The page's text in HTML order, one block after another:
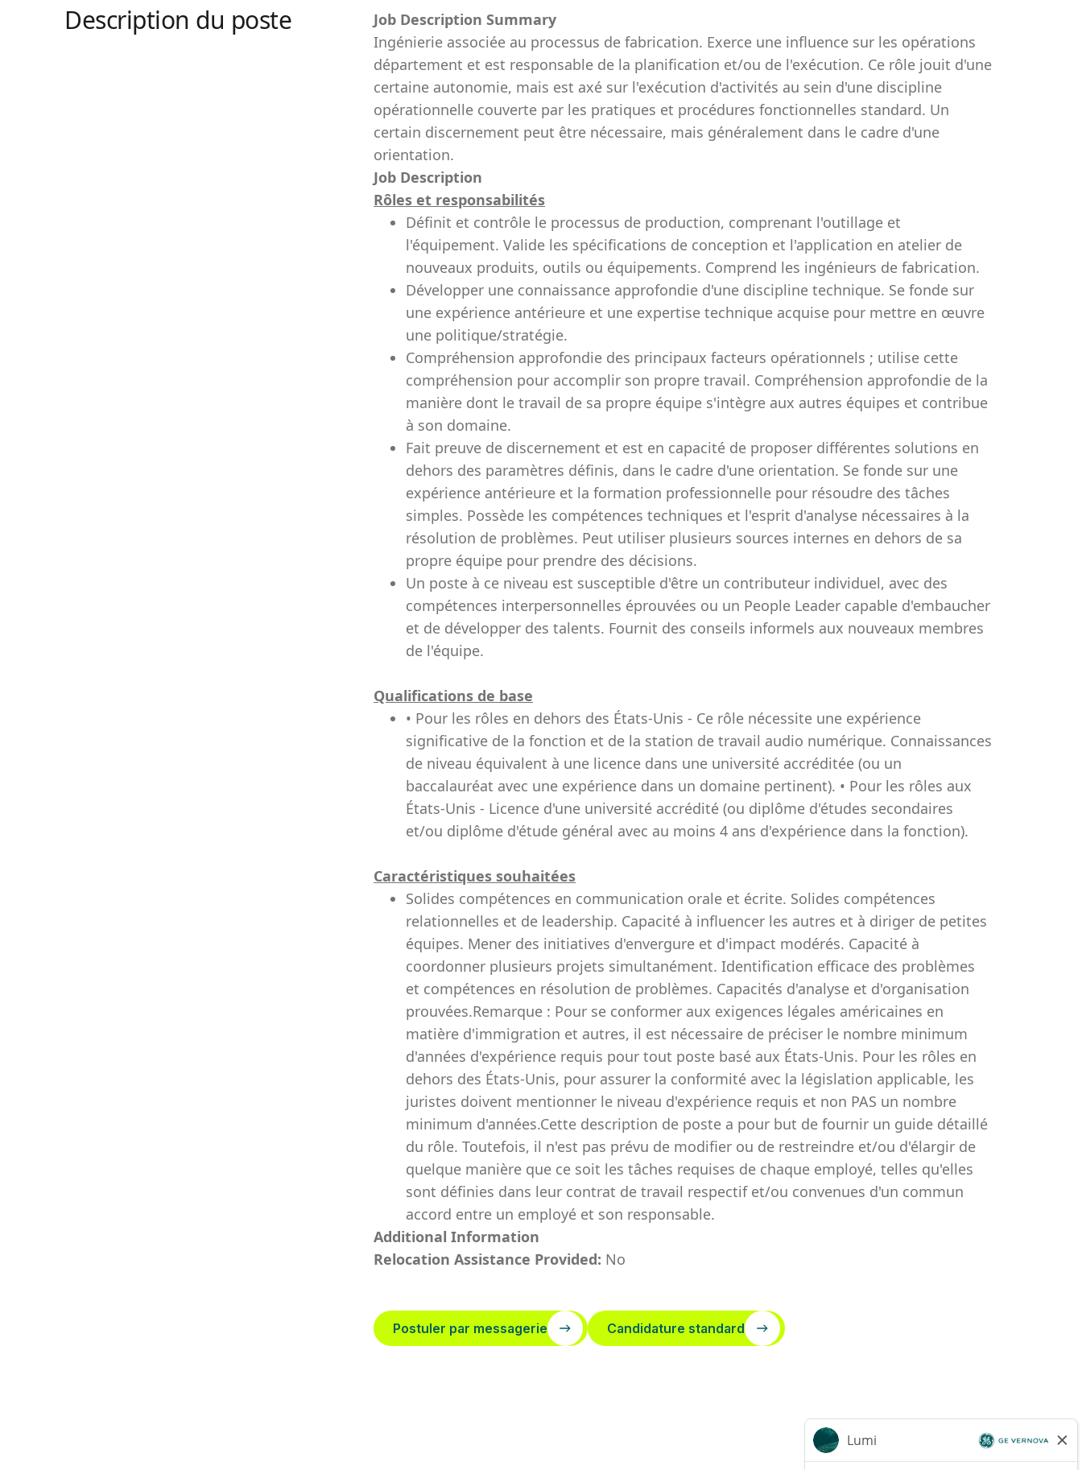
Description du poste
Job Description Summary
Ingénierie associée au processus de fabrication. Exerce une influence sur les opérations
département et est responsable de la planification et/ou de l'exécution. Ce rôle jouit d'une
certaine autonomie, mais est axé sur l'exécution d'activités au sein d'une discipline
opérationnelle couverte par les pratiques et procédures fonctionnelles standard. Un
certain discernement peut être nécessaire, mais généralement dans le cadre d'une
orientation.
Job Description
Rôles et responsabilités
Définit et contrôle le processus de production, comprenant l'outillage et
l'équipement. Valide les spécifications de conception et l'application en atelier de
nouveaux produits, outils ou équipements. Comprend les ingénieurs de fabrication.
Développer une connaissance approfondie d'une discipline technique. Se fonde sur
une expérience antérieure et une expertise technique acquise pour mettre en œuvre
une politique/stratégie.
Compréhension approfondie des principaux facteurs opérationnels ; utilise cette
compréhension pour accomplir son propre travail. Compréhension approfondie de la
manière dont le travail de sa propre équipe s'intègre aux autres équipes et contribue
à son domaine.
Fait preuve de discernement et est en capacité de proposer différentes solutions en
dehors des paramètres définis, dans le cadre d'une orientation. Se fonde sur une
expérience antérieure et la formation professionnelle pour résoudre des tâches
simples. Possède les compétences techniques et l'esprit d'analyse nécessaires à la
résolution de problèmes. Peut utiliser plusieurs sources internes en dehors de sa
propre équipe pour prendre des décisions.
Un poste à ce niveau est susceptible d'être un contributeur individuel, avec des
compétences interpersonnelles éprouvées ou un People Leader capable d'embaucher
et de développer des talents. Fournit des conseils informels aux nouveaux membres
de l'équipe.
Qualifications de base
• Pour les rôles en dehors des États-Unis - Ce rôle nécessite une expérience
significative de la fonction et de la station de travail audio numérique. Connaissances
de niveau équivalent à une licence dans une université accréditée (ou un
baccalauréat avec une expérience dans un domaine pertinent). • Pour les rôles aux
États-Unis - Licence d'une université accrédité (ou diplôme d'études secondaires
et/ou diplôme d'étude général avec au moins 4 ans d'expérience dans la fonction).
Caractéristiques souhaitées
Solides compétences en communication orale et écrite. Solides compétences
relationnelles et de leadership. Capacité à influencer les autres et à diriger de petites
équipes. Mener des initiatives d'envergure et d'impact modérés. Capacité à
coordonner plusieurs projets simultanément. Identification efficace des problèmes
et compétences en résolution de problèmes. Capacités d'analyse et d'organisation
prouvées.Remarque : Pour se conformer aux exigences légales américaines en
matière d'immigration et autres, il est nécessaire de préciser le nombre minimum
d'années d'expérience requis pour tout poste basé aux États-Unis. Pour les rôles en
dehors des États-Unis, pour assurer la conformité avec la législation applicable, les
juristes doivent mentionner le niveau d'expérience requis et non PAS un nombre
minimum d'années.Cette description de poste a pour but de fournir un guide détaillé
du rôle. Toutefois, il n'est pas prévu de modifier ou de restreindre et/ou d'élargir de
quelque manière que ce soit les tâches requises de chaque employé, telles qu'elles
sont définies dans leur contrat de travail respectif et/ou convenues d'un commun
accord entre un employé et son responsable.
Additional Information
Relocation Assistance Provided: No
Postuler par messagerie Candidature standard